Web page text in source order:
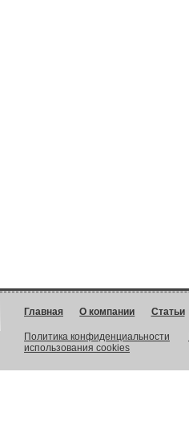
Главная О компании Статьи
Политика конфиденциальности
использования cookies